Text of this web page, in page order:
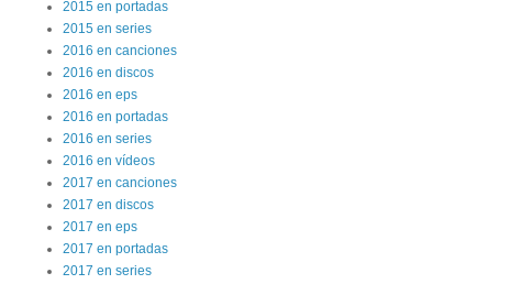
2015 en portadas
2015 en series
2016 en canciones
2016 en discos
2016 en eps
2016 en portadas
2016 en series
2016 en vídeos
2017 en canciones
2017 en discos
2017 en eps
2017 en portadas
2017 en series